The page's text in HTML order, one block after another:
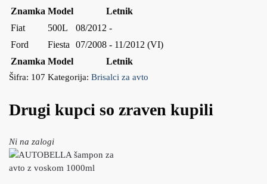
Znamka Model Letnik
Znamka Model Letnik
Fiat 500L
08/2012 -
Ford
Fiesta 07/2008 - 11/2012 (VI)
Šifra: 107 Kategorija: Brisalci za avto
Drugi kupci so zraven kupili
Ni na zalogi